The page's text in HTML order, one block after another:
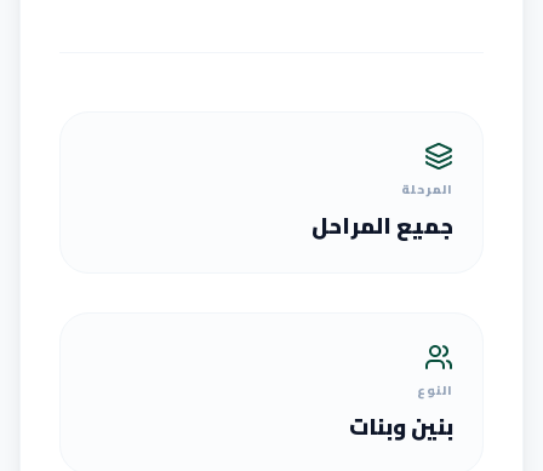
المرحلة
جميع المراحل
النوع
بنين وبنات